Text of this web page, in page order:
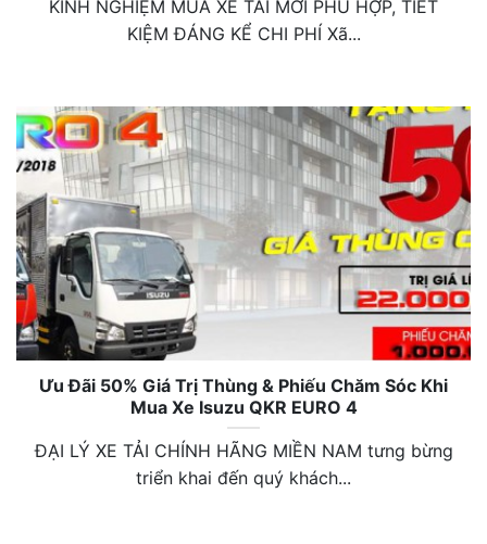
KINH NGHIỆM MUA XE TẢI MỚI PHÙ HỢP, TIẾT
KIỆM ĐÁNG KỂ CHI PHÍ Xã...
Ưu Đãi 50% Giá Trị Thùng & Phiếu Chăm Sóc Khi
Mua Xe Isuzu QKR EURO 4
ĐẠI LÝ XE TẢI CHÍNH HÃNG MIỀN NAM tưng bừng
triển khai đến quý khách...